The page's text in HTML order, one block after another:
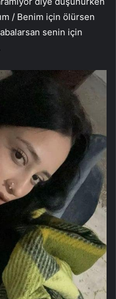
/ Benim için ölürsen
senin için